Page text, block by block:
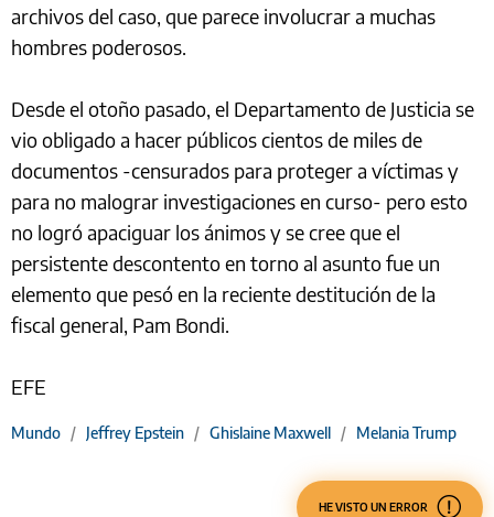
archivos del caso, que parece involucrar a muchas
hombres poderosos.
Desde el otoño pasado, el Departamento de Justicia se
vio obligado a hacer públicos cientos de miles de
documentos -censurados para proteger a víctimas y
para no malograr investigaciones en curso- pero esto
no logró apaciguar los ánimos y se cree que el
persistente descontento en torno al asunto fue un
elemento que pesó en la reciente destitución de la
fiscal general, Pam Bondi.
EFE
Mundo / Jeffrey Epstein / Ghislaine Maxwell / Melania Trump
HE VISTO UN ERROR